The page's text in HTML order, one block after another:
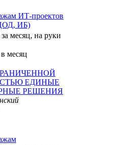
ИТ-проектов
ИБ)
за месяц, на руки
месяц
ЕДИНЫЕ
РЕШЕНИЯ